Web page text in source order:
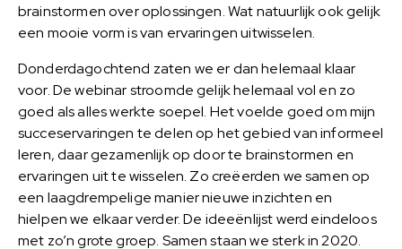
brainstormen over oplossingen. Wat natuurlijk ook gelijk
een mooie vorm is van ervaringen uitwisselen.
Donderdagochtend zaten we er dan helemaal klaar
voor. De webinar stroomde gelijk helemaal vol en zo
goed als alles werkte soepel. Het voelde goed om mijn
succeservaringen te delen op het gebied van informeel
leren, daar gezamenlijk op door te brainstormen en
ervaringen uit te wisselen. Zo creëerden we samen op
een laagdrempelige manier nieuwe inzichten en
hielpen we elkaar verder. De ideeënlijst werd eindeloos
met zo’n grote groep. Samen staan we sterk in 2020.